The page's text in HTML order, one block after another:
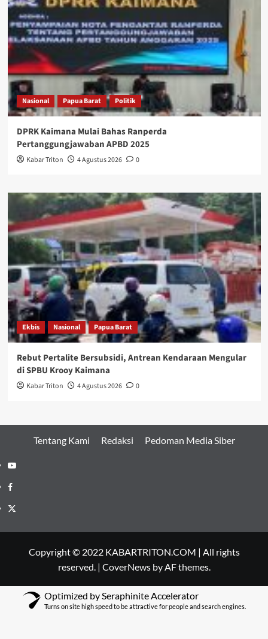
Nasional Papua Barat Politik
DPRK Kaimana Mulai Bahas Ranperda
Pertanggungjawaban APBD 2025
Kabar Triton 4 Agustus 2026 0
Ekbis Nasional Papua Barat
Rebut Pertalite Bersubsidi, Antrean Kendaraan Mengular
di SPBU Krooy Kaimana
Kabar Triton 4 Agustus 2026 0
Tentang Kami Redaksi Pedoman Media Siber
Youtube
Facebook
Twitter
Copyright © 2022 KABARTRITON.COM | All rights
reserved. | CoverNewsby AF themes.
Optimized by Seraphinite Accelerator
Turns on site high speed to be attractive for people and search engines.